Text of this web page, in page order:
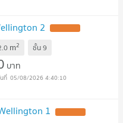
2
m2 ชั้น9
บาท
05/08/2026 4:40:10
1